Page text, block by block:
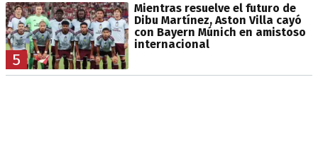
5
Mientras resuelve el futuro de
Dibu Martínez, Aston Villa cayó
con Bayern Múnich en amistoso
internacional